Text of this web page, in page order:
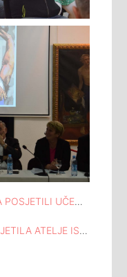
DOM KNJIŽEVNOSTI TUZLA POSJETILI UČENICI MJEŠOVITE SREDNJE RUDARSKE ŠKOLE POVODOM MJESECA KNJIGE
SKLOPU CENTRA ZA KULTURU TUZLA